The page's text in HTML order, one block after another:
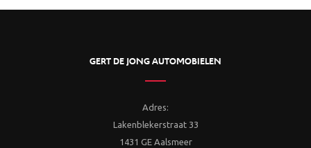
GERT DE JONG AUTOMOBIELEN
Adres:
Lakenblekerstraat 33
1431 GE Aalsmeer